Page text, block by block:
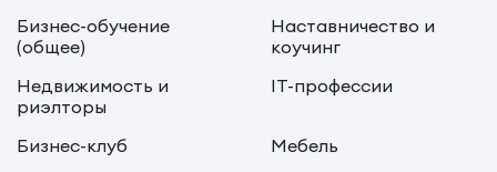
Бизнес-обучение
(общее)
Наставничество и
коучинг
Недвижимость и
риэлторы
IT-профессии
Бизнес-клуб
Мебель